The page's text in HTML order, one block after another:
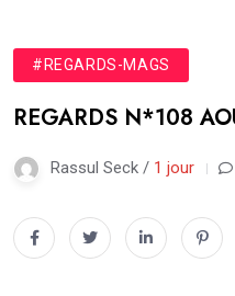
#REGARDS-MAGS
REGARDS N*108
Rassul Seck / 1 jour